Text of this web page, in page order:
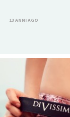
13 ANNI AGO